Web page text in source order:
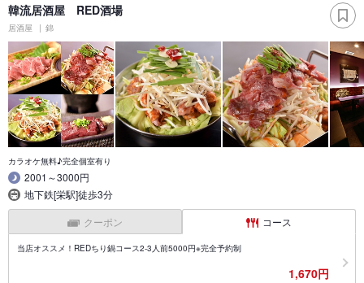
韓流居酒屋 RED酒場
居酒屋 錦
カラオケ無料♪完全個室有り
2001～3000円
地下鉄[栄駅]徒歩3分
クーポン コース
当店オススメ！REDちり鍋コース2-3人前5000円※完全予約制
1,670円